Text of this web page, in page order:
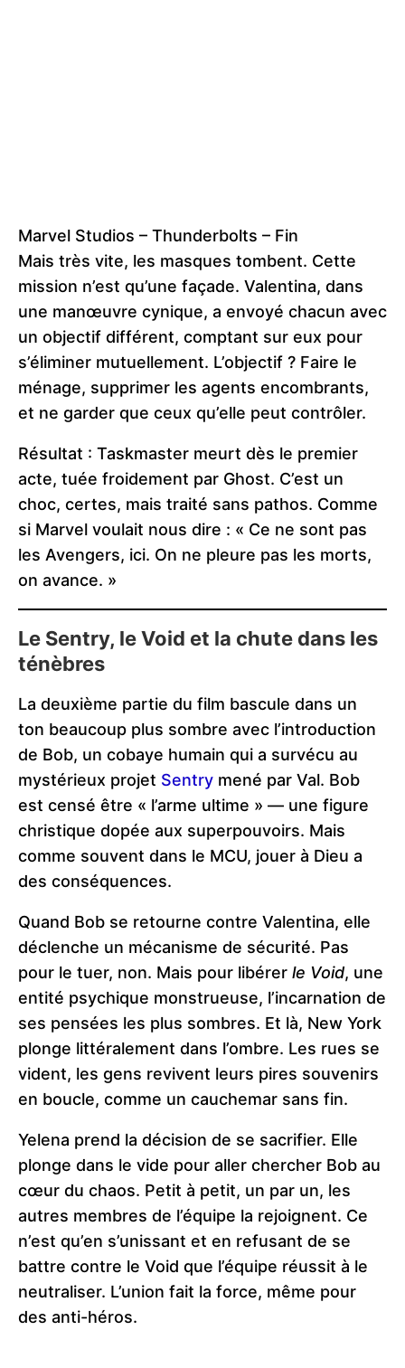
Marvel Studios – Thunderbolts – Fin
Mais très vite, les masques tombent. Cette
mission n’est qu’une façade. Valentina, dans
une manœuvre cynique, a envoyé chacun avec
un objectif différent, comptant sur eux pour
s’éliminer mutuellement. L’objectif ? Faire le
ménage, supprimer les agents encombrants,
et ne garder que ceux qu’elle peut contrôler.
Résultat : Taskmaster meurt dès le premier
acte, tuée froidement par Ghost. C’est un
choc, certes, mais traité sans pathos. Comme
si Marvel voulait nous dire : « Ce ne sont pas
les Avengers, ici. On ne pleure pas les morts,
on avance. »
Le Sentry, le Void et la chute dans les
ténèbres
La deuxième partie du film bascule dans un
ton beaucoup plus sombre avec l’introduction
de Bob, un cobaye humain qui a survécu au
mystérieux projet Sentry mené par Val. Bob
est censé être « l’arme ultime » — une figure
christique dopée aux superpouvoirs. Mais
comme souvent dans le MCU, jouer à Dieu a
des conséquences.
Quand Bob se retourne contre Valentina, elle
déclenche un mécanisme de sécurité. Pas
pour le tuer, non. Mais pour libérer le Void, une
entité psychique monstrueuse, l’incarnation de
ses pensées les plus sombres. Et là, New York
plonge littéralement dans l’ombre. Les rues se
vident, les gens revivent leurs pires souvenirs
en boucle, comme un cauchemar sans fin.
Yelena prend la décision de se sacrifier. Elle
plonge dans le vide pour aller chercher Bob au
cœur du chaos. Petit à petit, un par un, les
autres membres de l’équipe la rejoignent. Ce
n’est qu’en s’unissant et en refusant de se
battre contre le Void que l’équipe réussit à le
neutraliser. L’union fait la force, même pour
des anti-héros.